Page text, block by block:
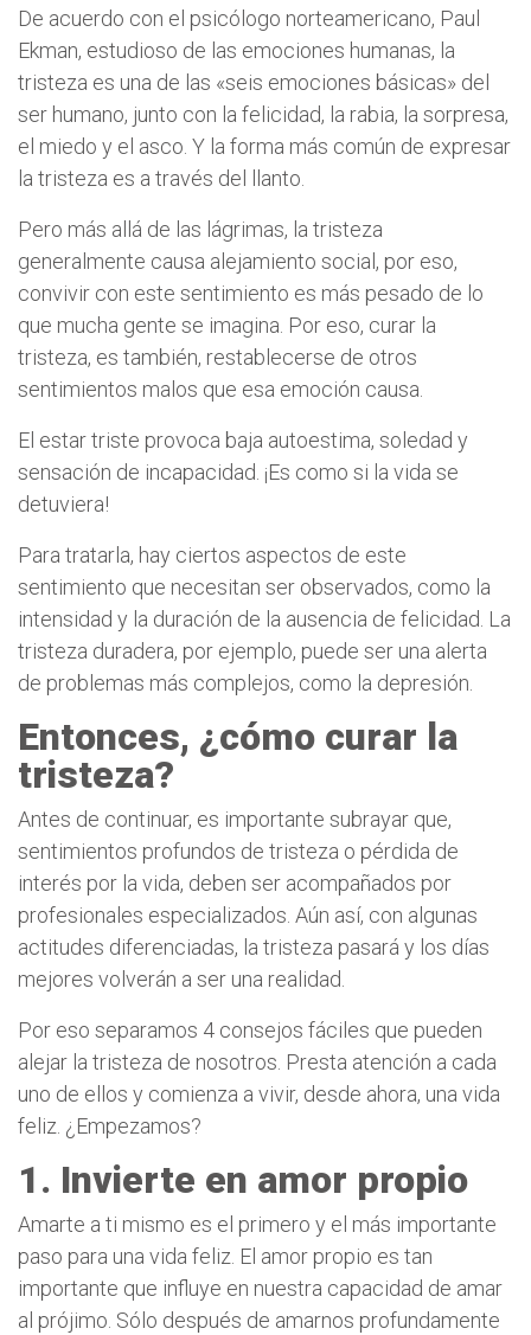
De acuerdo con el psicólogo norteamericano, Paul
Ekman, estudioso de las emociones humanas, la
tristeza es una de las «seis emociones básicas» del
ser humano, junto con la felicidad, la rabia, la sorpresa,
el miedo y el asco. Y la forma más común de expresar
la tristeza es a través del llanto.
Pero más allá de las lágrimas, la tristeza
generalmente causa alejamiento social, por eso,
convivir con este sentimiento es más pesado de lo
que mucha gente se imagina. Por eso, curar la
tristeza, es también, restablecerse de otros
sentimientos malos que esa emoción causa.
El estar triste provoca baja autoestima, soledad y
sensación de incapacidad. ¡Es como si la vida se
detuviera!
Para tratarla, hay ciertos aspectos de este
sentimiento que necesitan ser observados, como la
intensidad y la duración de la ausencia de felicidad. La
tristeza duradera, por ejemplo, puede ser una alerta
de problemas más complejos, como la depresión.
Entonces, ¿cómo curar la
tristeza?
Antes de continuar, es importante subrayar que,
sentimientos profundos de tristeza o pérdida de
interés por la vida, deben ser acompañados por
profesionales especializados. Aún así, con algunas
actitudes diferenciadas, la tristeza pasará y los días
mejores volverán a ser una realidad.
Por eso separamos 4 consejos fáciles que pueden
alejar la tristeza de nosotros. Presta atención a cada
uno de ellos y comienza a vivir, desde ahora, una vida
feliz. ¿Empezamos?
1. Invierte en amor propio
Amarte a ti mismo es el primero y el más importante
paso para una vida feliz. El amor propio es tan
importante que influye en nuestra capacidad de amar
al prójimo. Sólo después de amarnos profundamente